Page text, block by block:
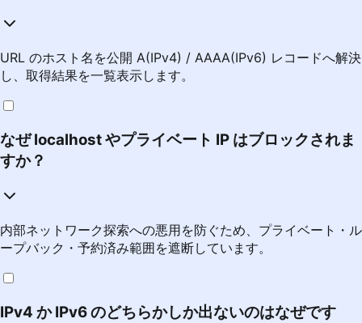
URL のホスト名を公開 A(IPv4) / AAAA(IPv6) レコードへ解決
し、取得結果を一覧表示します。
なぜ localhost やプライベート IP はブロックされま
すか？
内部ネットワーク探索への悪用を防ぐため、プライベート・ル
ープバック・予約済み範囲を遮断しています。
IPv4 か IPv6 のどちらかしか出ないのはなぜです